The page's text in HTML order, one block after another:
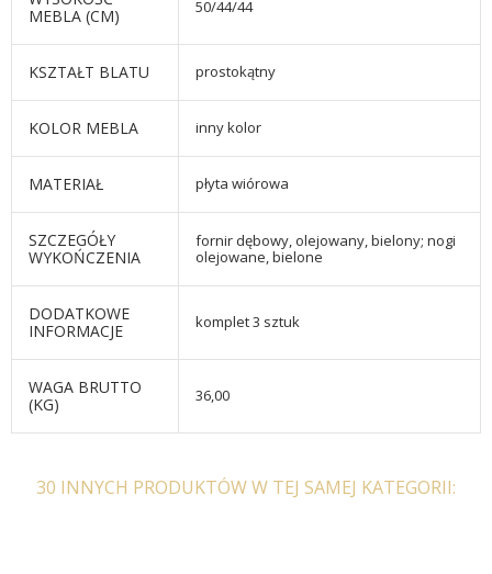
MEBLA (CM)
50/44/44
KSZTAŁT BLATU prostokątny
KOLOR MEBLA inny kolor
MATERIAŁ płyta wiórowa
SZCZEGÓŁY
WYKOŃCZENIA
fornir dębowy, olejowany, bielony; nogi
olejowane, bielone
DODATKOWE
INFORMACJE
komplet 3 sztuk
WAGA BRUTTO
(KG)
36,00
30 INNYCH PRODUKTÓW W TEJ SAMEJ KATEGORII: